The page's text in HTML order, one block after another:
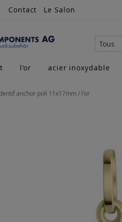
Contact Le Salon
Tous
l'or acier inoxydable
anchor poli 11x17mm / l'or